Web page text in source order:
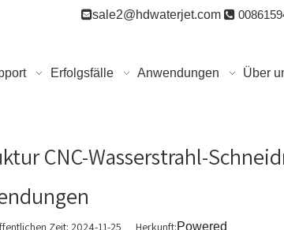
sale2@hdwaterjet.com 
Erfolgsfälle Anwendungen Über
CNC-Wasserstrahl-
Zeit: 2024-11-25 Herkunft:Powered